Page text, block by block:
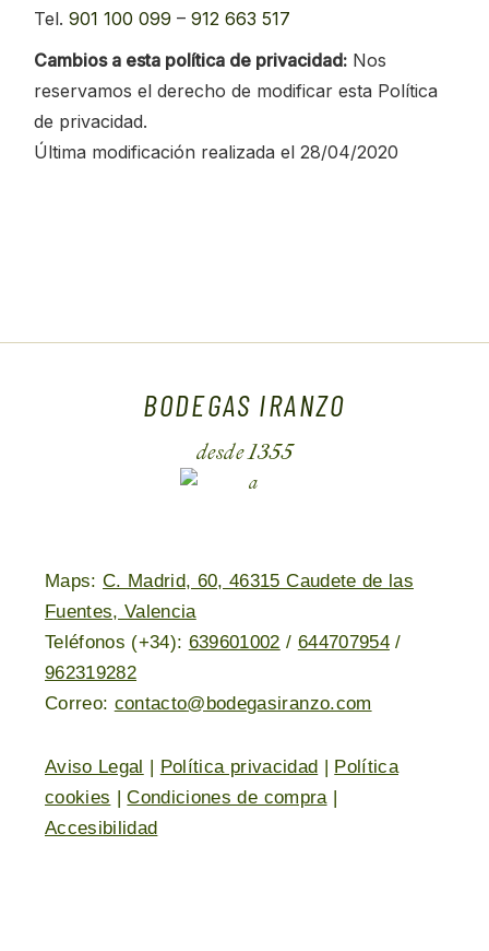
Tel.901 100 099 –912 663 517
Cambios a esta política de privacidad: Nos
reservamos el derecho de modificar esta Política
de privacidad.
Última modificación realizada el 28/04/2020
Maps:C. Madrid, 60, 46315 Caudete de las
Fuentes, Valencia
Teléfonos (+34): 639601002 / 644707954/
962319282
Correo: contacto@bodegasiranzo.com
Aviso Legal Política privacidad
Política
cookies |Condiciones de compra|
Accesibilidad
BODEGAS IRANZO
desde 1355